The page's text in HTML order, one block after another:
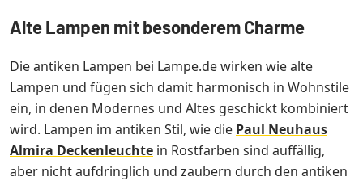
Alte Lampen mit besonderem Charme
Die antiken Lampen bei Lampe.de wirken wie alte
Lampen und fügen sich damit harmonisch in Wohnstile
ein, in denen Modernes und Altes geschickt kombiniert
wird. Lampen im antiken Stil, wie die Paul Neuhaus
Almira Deckenleuchte in Rostfarben sind auffällig,
aber nicht aufdringlich und zaubern durch den antiken